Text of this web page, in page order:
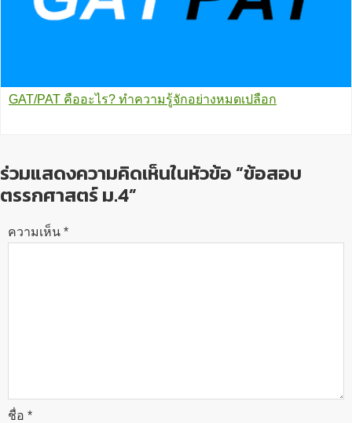
GAT/PAT คืออะไร? ทำความรู้จักอย่างหมดเปลือก
ร่วมแสดงความคิดเห็นในหัวข้อ “ข้อสอบ
ตรรกศาสตร์ ม.4”
ความเห็น *
ชื่อ *